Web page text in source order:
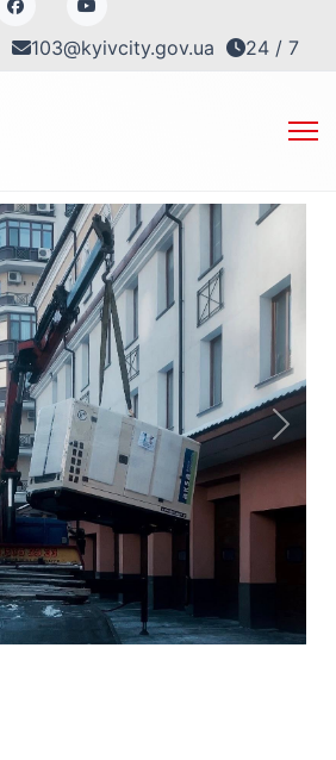
103@kyivcity.gov.ua 24 / 7
Next